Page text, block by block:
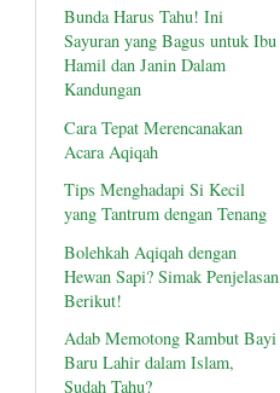
Bunda Harus Tahu! Ini
Sayuran yang Bagus untuk Ibu
Hamil dan Janin Dalam
Kandungan
Cara Tepat Merencanakan
Acara Aqiqah
Tips Menghadapi Si Kecil
yang Tantrum dengan Tenang
Bolehkah Aqiqah dengan
Hewan Sapi? Simak Penjelasan
Berikut!
Adab Memotong Rambut Bayi
Baru Lahir dalam Islam,
Sudah Tahu?